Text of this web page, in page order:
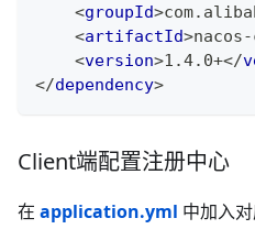
<groupId>
<artifactId>
<version>1.4.0+</
</dependency>
Client端配置注册中心
在 application.yml 中加入对